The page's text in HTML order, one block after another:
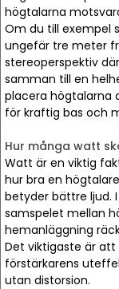
högtalarna
Om du till exempel
ungefär tre meter
stereoperspektiv
samman till en
placera högtalarna
för kraftig bas och
Hur många watt
Watt är en viktig
hur bra en
betyder bättre ljud.
samspelet mellan
hemanläggning
Det viktigaste är
förstärkarens
utan distorsion.